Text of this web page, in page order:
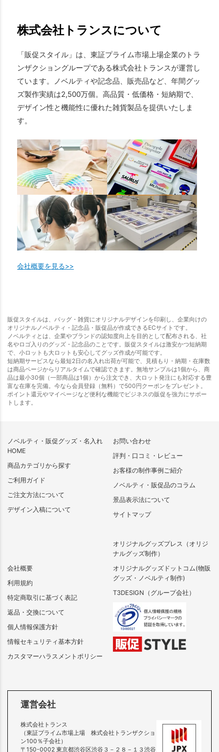
株式会社トランスについて
「販促スタイル」は、東証プライム市場上場企業のトラ
ンザクショングループである株式会社トランスが運営し
ています。ノベルティや記念品、販売品など、年間グッ
ズ製作実績は2,500万個。高品質・低価格・短納期で、
デザイン性と機能性に優れた雑貨製品を提供いたしま
す。
会社概要を見る>>
販促スタイルは、バッグ・雑貨にオリジナルデザインを印刷し、企業向けの
オリジナルノベルティ・記念品・販促品が作成できるECサイトです。
ノベルティとは、企業やブランドの認知度向上を目的として配布される、社
名やロゴ入りのグッズ・記念品のことです。販促スタイルは激安かつ短納期
で、小ロットも大ロットも安心してグッズ作成が可能です。
短納期サービスなら最短2日の名入れ出荷が可能で、見積もり・納期・在庫数
は商品ページからリアルタイムで確認できます。無地サンプルは1個から、商
品は最小30個（一部商品は1個）から注文でき、大ロット発注にも対応する豊
富な在庫を完備。今なら会員登録（無料）で500円クーポンをプレゼント。
ポイント還元やマイページなど便利な機能でビジネスの販促を強力にサポー
トします。
ノベルティ・販促グッズ・名入れ
HOME
商品カテゴリから探す
ご利用ガイド
ご注文方法について
デザイン入稿について
会社概要
利用規約
特定商取引に基づく表記
返品・交換について
個人情報保護方針
情報セキュリティ基本方針
カスタマーハラスメントポリシー
お問い合わせ
評判・口コミ・レビュー
お客様の制作事例ご紹介
ノベルティ・販促品のコラム
景品表示法について
サイトマップ
オリジナルグッズプレス（オリジ
ナルグッズ制作）
オリジナルグッズドットコム(物販
グッズ・ノベルティ制作)
T3DESIGN（グループ会社）
運営会社
株式会社トランス
（東証プライム市場上場 株式会社トランザクショ
ン100％子会社）
〒150-0002 東京都渋谷区渋谷３－２８－１３渋谷